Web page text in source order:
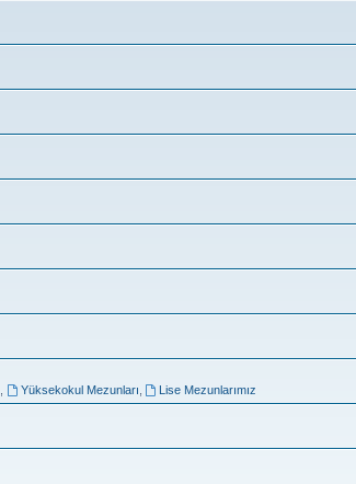
Yüksekokul Mezunları Lise Mezunlarımız